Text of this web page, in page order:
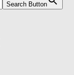
Search Button